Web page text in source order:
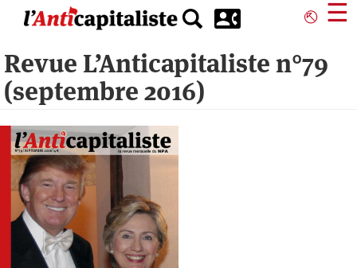
principal
⎋ ☰
Revue L’Anticapitaliste n°79
(septembre 2016)